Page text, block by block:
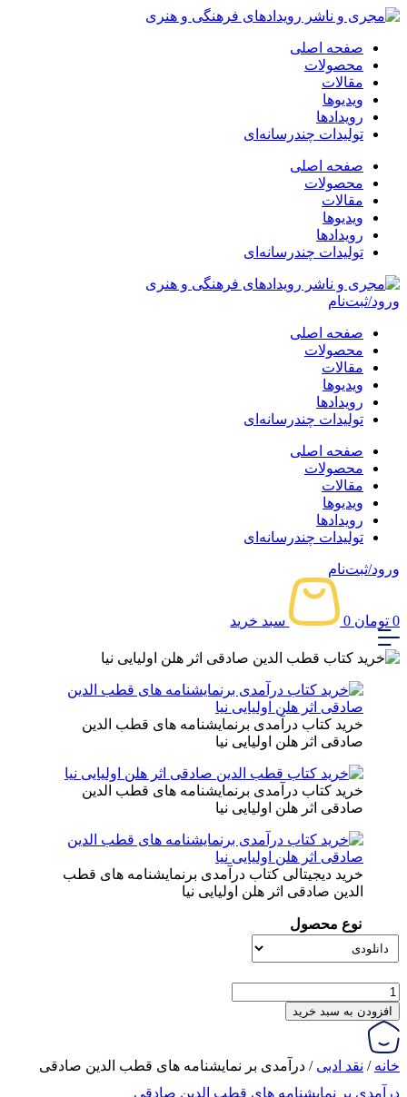
پرش
محتوا
صفحه اصلی
محصولات
مقالات
ویدیوها
رویدادها
تولیدات چندرسانه‌ای
صفحه اصلی
محصولات
مقالات
ویدیوها
رویدادها
تولیدات چندرسانه‌ای
ورود/ثبت‌نام
صفحه اصلی
محصولات
مقالات
ویدیوها
رویدادها
تولیدات چندرسانه‌ای
صفحه اصلی
محصولات
مقالات
ویدیوها
رویدادها
تولیدات چندرسانه‌ای
ورود/ثبت‌نام
0 تومان 0 سبد خرید
خرید کتاب درآمدی برنمایشنامه های قطب الدین
صادقی اثر هلن اولیایی نیا
خرید کتاب درآمدی برنمایشنامه های قطب الدین
صادقی اثر هلن اولیایی نیا
خرید دیجیتالی کتاب درآمدی برنمایشنامه های قطب
الدین صادقی اثر هلن اولیایی نیا
نوع محصول
درآمدی
بر
نمایشنامه
های
قطب
الدین
افزودن به سبد خرید
خانه / نقد ادبی / درآمدی بر نمایشنامه های قطب الدین صادقی
درآمدی بر نمایشنامه های قطب الدین صادقی